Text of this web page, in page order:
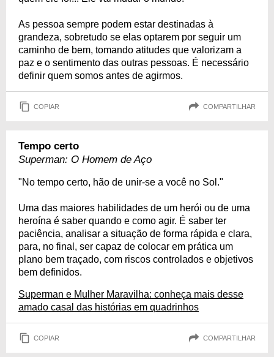
As pessoa sempre podem estar destinadas à
grandeza, sobretudo se elas optarem por seguir um
caminho de bem, tomando atitudes que valorizam a
paz e o sentimento das outras pessoas. É necessário
definir quem somos antes de agirmos.
COPIAR COMPARTILHAR
Tempo certo
Superman: O Homem de Aço
"No tempo certo, hão de unir-se a você no Sol."
Uma das maiores habilidades de um herói ou de uma
heroína é saber quando e como agir. É saber ter
paciência, analisar a situação de forma rápida e clara,
para, no final, ser capaz de colocar em prática um
plano bem traçado, com riscos controlados e objetivos
bem definidos.
Superman e Mulher Maravilha: conheça mais desse
amado casal das histórias em quadrinhos
COPIAR COMPARTILHAR